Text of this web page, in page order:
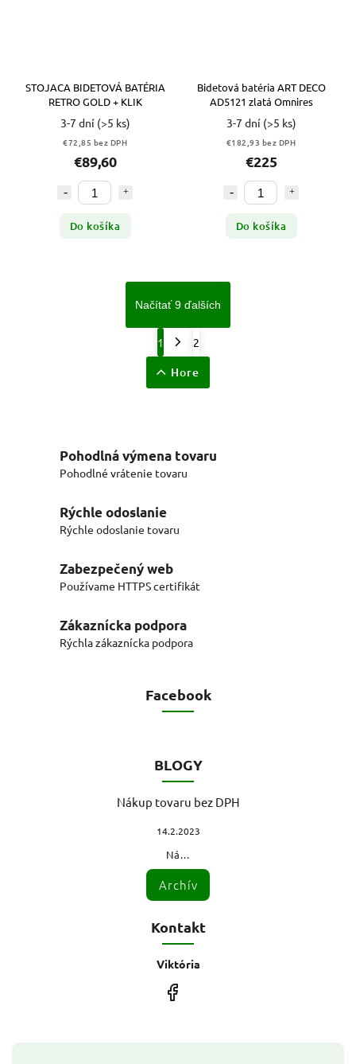
STOJACA BIDETOVÁ BATÉRIA
RETRO GOLD + KLIK
3-7 dní (>5 ks)
€72,85 bez DPH
€89,60
Do košíka
Bidetová batéria ART DECO
AD5121 zlatá Omnires
3-7 dní (>5 ks)
€182,93 bez DPH
€225
Do košíka
Načítať 9 ďalších
1 2
Hore
Pohodlná výmena tovaru
Pohodlné vrátenie tovaru
Rýchle odoslanie
Rýchle odoslanie tovaru
Zabezpečený web
Používame HTTPS certifikát
Zákaznícka podpora
Rýchla zákaznícka podpora
Facebook
BLOGY
Nákup tovaru bez DPH
14.2.2023
Ná...
Archív
Kontakt
Viktória